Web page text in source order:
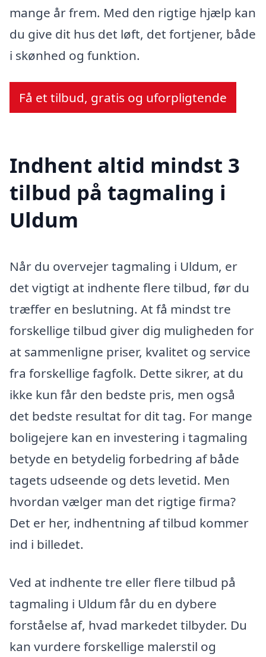
mange år frem. Med den rigtige hjælp kan
du give dit hus det løft, det fortjener, både
i skønhed og funktion.
Få et tilbud, gratis og uforpligtende
Indhent altid mindst 3
tilbud på tagmaling i
Uldum
Når du overvejer tagmaling i Uldum, er
det vigtigt at indhente flere tilbud, før du
træffer en beslutning. At få mindst tre
forskellige tilbud giver dig muligheden for
at sammenligne priser, kvalitet og service
fra forskellige fagfolk. Dette sikrer, at du
ikke kun får den bedste pris, men også
det bedste resultat for dit tag. For mange
boligejere kan en investering i tagmaling
betyde en betydelig forbedring af både
tagets udseende og dets levetid. Men
hvordan vælger man det rigtige firma?
Det er her, indhentning af tilbud kommer
ind i billedet.
Ved at indhente tre eller flere tilbud på
tagmaling i Uldum får du en dybere
forståelse af, hvad markedet tilbyder. Du
kan vurdere forskellige malerstil og